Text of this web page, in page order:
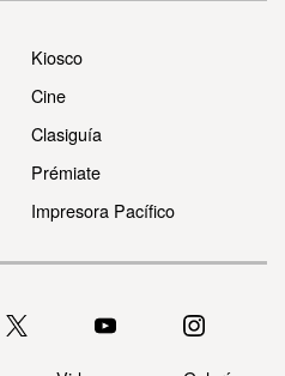
Kiosco
Cine
Clasiguía
Prémiate
Impresora Pacífico